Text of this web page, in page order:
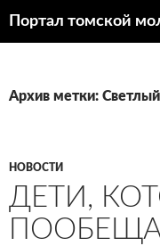
Портал томской
Архив метки: Светлый
НОВОСТИ
ДЕТИ,